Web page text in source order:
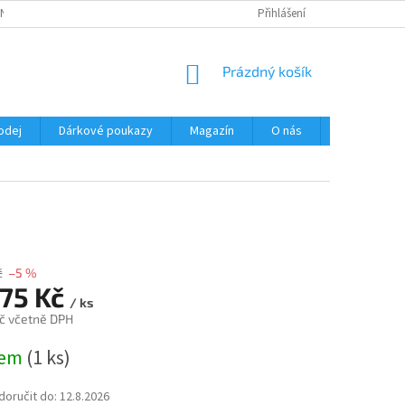
PODMÍNKY Přihlášení
NÁKUPNÍ
Prázdný košík
Dárkové poukazy Magazín O nás
–5 %
Kč / ks
včetně DPH
(1 ks)
do: 12.8.2026